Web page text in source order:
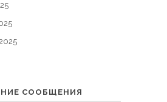
СООБЩЕНИЯ